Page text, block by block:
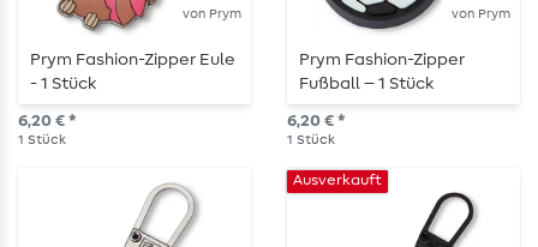
von Prym
Prym Fashion-Zipper Eule
- 1 Stück
6,20 € *
1 Stück
von Prym
Prym Fashion-Zipper
Fußball – 1 Stück
6,20 € *
1 Stück
Ausverkauft